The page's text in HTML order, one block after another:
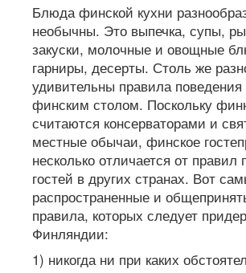
Блюда финской кухни
необычны. Это выпечка, супы,
закуски, молочные и овощные
гарниры, десерты. Столь же
удивительны правила поведения
финским столом. Поскольку
считаются консерваторами и
местные обычаи, финское
несколько отличается от правил
гостей в других странах. Вот
распространенные и
правила, которых следует
Финляндии:
1) никогда ни при каких